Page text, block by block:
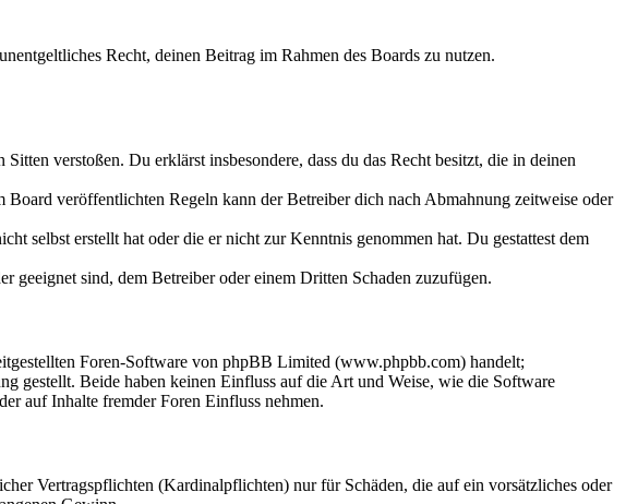
Recht, deinen Beitrag im Rahmen des Boards zu nutzen.
verstoßen. Du erklärst insbesondere, dass du das Recht besitzt, die in deinen
veröffentlichten Regeln kann der Betreiber dich nach Abmahnung zeitweise oder
selbst erstellt hat oder die er nicht zur Kenntnis genommen hat. Du gestattest dem
geeignet sind, dem Betreiber oder einem Dritten Schaden zuzufügen.
Foren-Software von phpBB Limited (www.phpbb.com) handelt;
gestellt. Beide haben keinen Einfluss auf die Art und Weise, wie die Software
auf Inhalte fremder Foren Einfluss nehmen.
Vertragspflichten (Kardinalpflichten) nur für Schäden, die auf ein vorsätzliches oder